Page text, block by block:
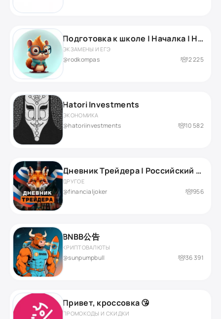
Подготовка к школе | Началка | Нейропсихолог
ЭКЗАМЕНЫ И ЕГЭ
@rodkompas 2 225
Hatori Investments
ЭКОНОМИКА
@hatoriinvestments 10 582
Дневник Трейдера | Российский рынок
ДРУГОЕ
@financialjoker 956
BNBB公告
КРИПТОВАЛЮТЫ
@sunpumpbull 36 391
Привет, кроссовка 😘
ПРОМОКОДЫ И СКИДКИ